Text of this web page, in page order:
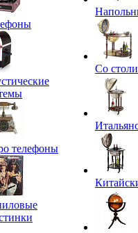
телефоны
Со